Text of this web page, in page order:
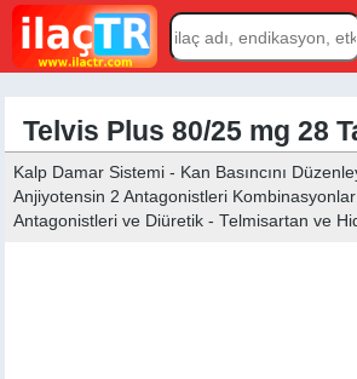
Telvis Plus 80/25 mg 28
Kalp Damar Sistemi - Kan Basıncını
Anjiyotensin 2 Antagonistleri
Antagonistleri ve Diüretik - Telmisartan ve